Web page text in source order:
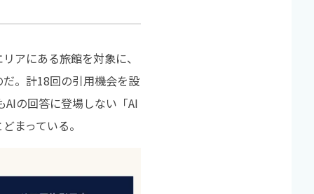
アにある旅館を対象に、
。計18回の引用機会を設
の回答に登場しない「AI
まっている。